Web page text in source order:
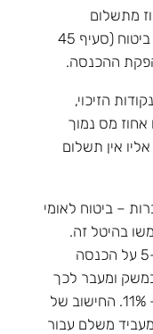
מתשלום
ששילמנו (תרומות), תשלום לחברות ביטוח (סעיף 45
הפקת ההכנסה.
הזיכוי,
מס נמוך
אין תשלום
– ביטוח לאומי
בהיטל זה.
ביטוח לאומי הוא בשיעור של כ- 5-6% על הכנסה
במשק ומעבר לכך
עד 37,000 ₪ לחודש האגרה היא כ- 11%. החישוב של
משלם עבור